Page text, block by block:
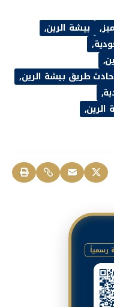
بيشة الرين
حادث طريق بيشة الرين
رسمياً